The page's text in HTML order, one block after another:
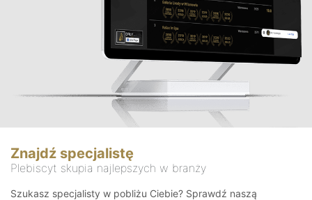
Znajdź specjalistę
Plebiscyt skupia najlepszych w branży
Szukasz specjalisty w pobliżu Ciebie? Sprawdź naszą